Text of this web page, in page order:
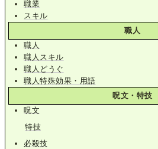
職業
スキル
職人
職人
職人スキル
職人どうぐ
職人特殊効果・用語
呪文・特技
呪文
特技
必殺技